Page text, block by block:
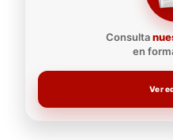
Consulta
en
Ver